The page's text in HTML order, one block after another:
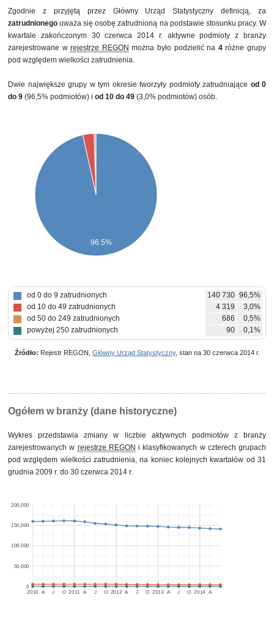
Zgodnie z przyjętą przez Główny Urząd Statystyczny definicją, za
zatrudnionego uważa się osobę zatrudnioną na podstawie stosunku pracy. W
kwartale zakończonym 30 czerwca 2014 r. aktywne podmioty z branży
zarejestrowane wrejestrze REGON można było podzielić na 4różne grupy
pod względem wielkości zatrudnienia.
Dwie największe grupy w tym okresie tworzyły podmioty zatrudniające od 0
do 9 (96,5% podmiotów) i od 10 do 49 (3,0% podmiotów) osób.
96.5%
od 0 do 9 zatrudnionych 140 730 96,5%
od 10 do 49 zatrudnionych
4 319
3,0%
od 50 do 249 zatrudnionych
686
0,5%
powyżej 250 zatrudnionych
90 0,1%
Źródło: Rejestr REGON, Główny Urząd Statystyczny, stan na 30 czerwca 2014 r.
Ogółem w branży (dane historyczne)
Wykres przedstawia zmiany w liczbie aktywnych podmiotów z branży
zarejestrowanych w rejestrze REGON i klasyfikowanych w czterech grupach
pod względem wielkości zatrudnienia, na koniec kolejnych kwartałów od 31
grudnia 2009 r. do 30 czerwca 2014 r.
2010 2011 2012 2013 2014
A J O A J O A J O A J O A
0
50,000
100,000
150,000
200,000